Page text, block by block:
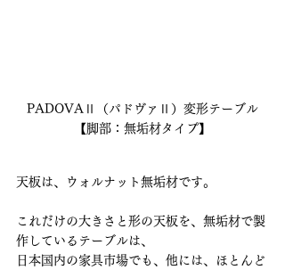
PADOVAⅡ（パドヴァⅡ）変形テーブル
【脚部：無垢材タイプ】
天板は、ウォルナット無垢材です。
これだけの大きさと形の天板を、無垢材で製
作しているテーブルは、
日本国内の家具市場でも、他には、ほとんど